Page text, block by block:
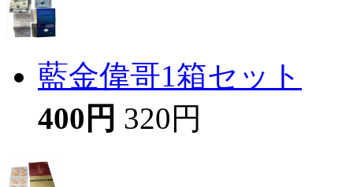
藍金偉哥1箱セット
400円 320円